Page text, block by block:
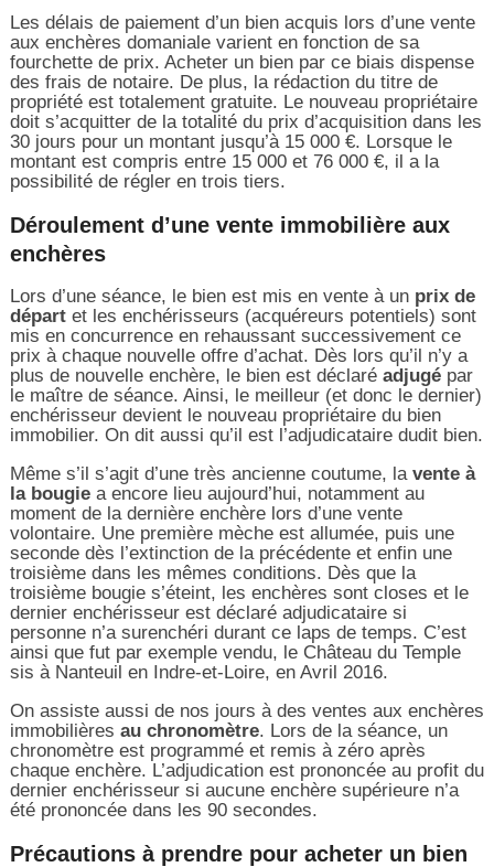
Les délais de paiement d’un bien acquis lors d’une vente
aux enchères domaniale varient en fonction de sa
fourchette de prix. Acheter un bien par ce biais dispense
des frais de notaire. De plus, la rédaction du titre de
propriété est totalement gratuite. Le nouveau propriétaire
doit s’acquitter de la totalité du prix d’acquisition dans les
30 jours pour un montant jusqu’à 15 000 €. Lorsque le
montant est compris entre 15 000 et 76 000 €, il a la
possibilité de régler en trois tiers.
Déroulement d’une vente immobilière aux
enchères
Lors d’une séance, le bien est mis en vente à un prix de
départet les enchérisseurs (acquéreurs potentiels) sont
mis en concurrence en rehaussant successivement ce
prix à chaque nouvelle offre d’achat. Dès lors qu’il n’y a
plus de nouvelle enchère, le bien est déclaré adjugépar
le maître de séance. Ainsi, le meilleur (et donc le dernier)
enchérisseur devient le nouveau propriétaire du bien
immobilier. On dit aussi qu’il est l’adjudicataire dudit bien.
Même s’il s’agit d’une très ancienne coutume, la vente à
la bougiea encore lieu aujourd’hui, notamment au
moment de la dernière enchère lors d’une vente
volontaire. Une première mèche est allumée, puis une
seconde dès l’extinction de la précédente et enfin une
troisième dans les mêmes conditions. Dès que la
troisième bougie s’éteint, les enchères sont closes et le
dernier enchérisseur est déclaré adjudicataire si
personne n’a surenchéri durant ce laps de temps. C’est
ainsi que fut par exemple vendu, le Château du Temple
sis à Nanteuil en Indre-et-Loire, en Avril 2016.
On assiste aussi de nos jours à des ventes aux enchères
immobilières au chronomètre. Lors de la séance, un
chronomètre est programmé et remis à zéro après
chaque enchère. L’adjudication est prononcée au profit du
dernier enchérisseur si aucune enchère supérieure n’a
été prononcée dans les 90 secondes.
Précautions à prendre pour acheter un bien